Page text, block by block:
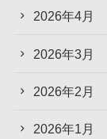
2026年4月
2026年3月
2026年2月
2026年1月